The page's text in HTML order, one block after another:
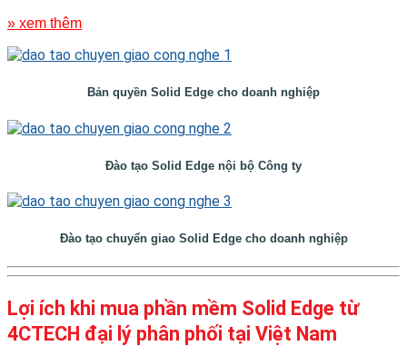
» xem thêm
Bản quyền Solid Edge cho doanh nghiệp
Đào tạo Solid Edge nội bộ Công ty
Đào tạo chuyển giao Solid Edge cho doanh nghiệp
Lợi ích khi mua phần mềm Solid Edge từ
4CTECH đại lý phân phối tại Việt Nam